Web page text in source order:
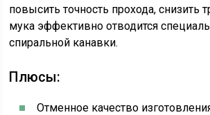
повысить точность прохода, снизить
мука эффективно отводится
спиральной канавки.
Плюсы:
Отменное качество